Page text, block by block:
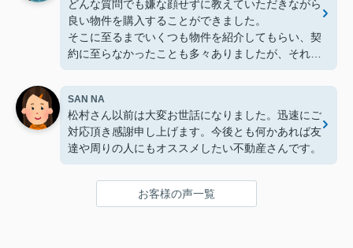
どんな質問でも嫌な顔せずに教えていただきながら
良い物件を購入することができました。
そこに至るまでいくつも物件を紹介してもらい、契
約に至らなかったことも多々ありましたが、それで
も次の物件ではまた最初の紹介のように丁寧に対応
してもらえました。
売買で悩んでいるのであれば、お話を聞くだけでも
大丈夫なのでおすすめです。
SAN NA
松村さん以前は大変お世話になりました。迅速にご
対応頂き感謝申し上げます。今後とも何かあれば友
達や周りの人にもオススメしたい不動産さんです。
お客様の声一覧